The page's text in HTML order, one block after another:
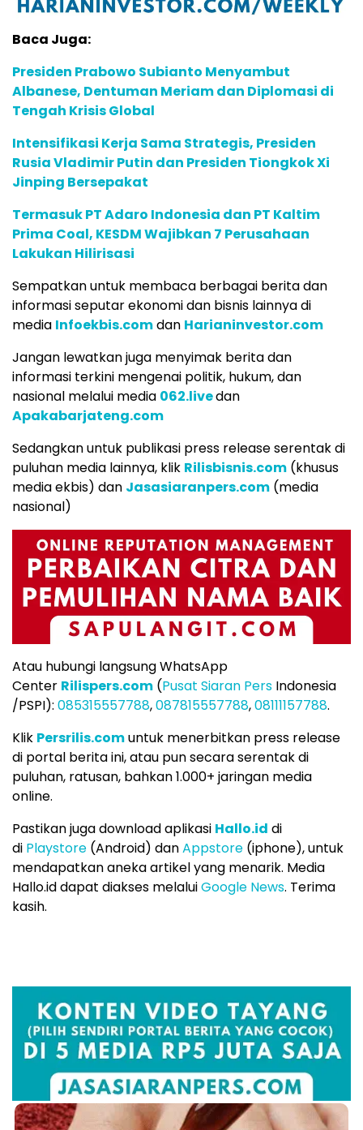
Baca Juga:
Presiden Prabowo Subianto Menyambut
Albanese, Dentuman Meriam dan Diplomasi di
Tengah Krisis Global
Intensifikasi Kerja Sama Strategis, Presiden
Rusia Vladimir Putin dan Presiden Tiongkok Xi
Jinping Bersepakat
Termasuk PT Adaro Indonesia dan PT Kaltim
Prima Coal, KESDM Wajibkan 7 Perusahaan
Lakukan Hilirisasi
Sempatkan untuk membaca berbagai berita dan
informasi seputar ekonomi dan bisnis lainnya di
media Infoekbis.comdan Harianinvestor.com
Jangan lewatkan juga menyimak berita dan
informasi terkini mengenai politik, hukum, dan
nasional melalui media 062.livedan
Apakabarjateng.com
Sedangkan untuk publikasi press release serentak di
puluhan media lainnya, klik Rilisbisnis.com (khusus
media ekbis) dan Jasasiaranpers.com (media
nasional)
Atau hubungi langsung WhatsApp
Center Rilispers.com (Pusat Siaran Pers Indonesia
/PSPI): 085315557788,087815557788,08111157788.
Klik Persrilis.comuntuk menerbitkan press release
di portal berita ini, atau pun secara serentak di
puluhan, ratusan, bahkan 1.000+ jaringan media
online.
Pastikan juga download aplikasi Hallo.id di
di Playstore (Android) danAppstore (iphone), untuk
mendapatkan aneka artikel yang menarik. Media
Hallo.id dapat diakses melaluiGoogle News. Terima
kasih.